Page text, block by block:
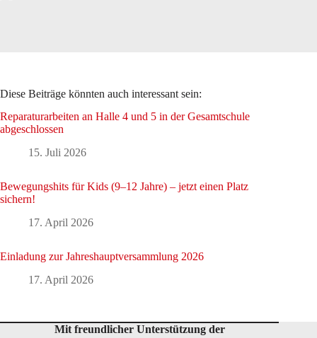
Diese Beiträge könnten auch interessant sein:
Reparaturarbeiten an Halle 4 und 5 in der Gesamtschule
abgeschlossen
15. Juli 2026
Bewegungshits für Kids (9–12 Jahre) – jetzt einen Platz
sichern!
17. April 2026
Einladung zur Jahreshauptversammlung 2026
17. April 2026
Mit freundlicher Unterstützung der